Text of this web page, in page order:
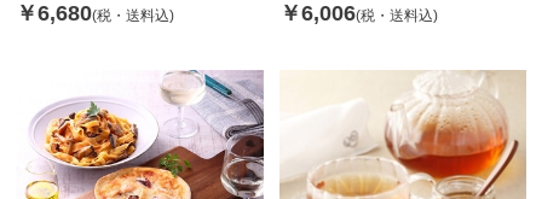
￥6,680(税・送料込) ￥6,006(税・送料込)